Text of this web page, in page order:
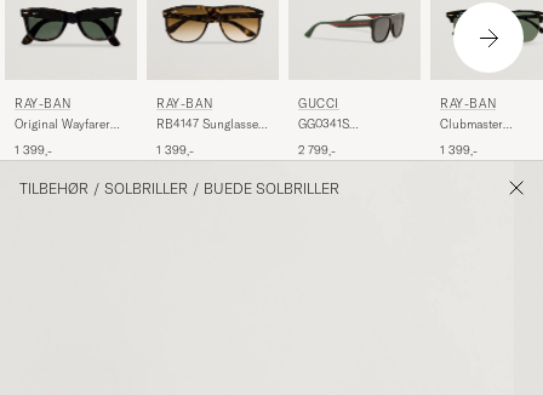
RAY-BAN
Original Wayfarer
Tortoise/Crystal
1 399,-
RAY-BAN
RB4147 Sunglasses
Havana/Crystal
1 399,-
GUCCI
GG0341S
2 799,-
RAY-BAN
Clubmaster
Ebony/Crystal
1 399,-
TILBEHØR / SOLBRILLER / BUEDE SOLBRILLER